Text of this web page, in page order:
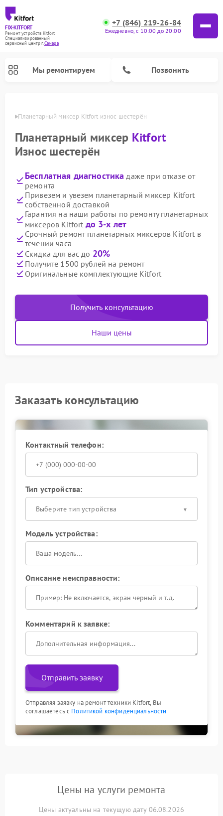
FIX-KITFORT
Ремонт устройств Kitfort
Специализированный
cервисный центр г.Самара
+7 (846) 219-26-84
Ежедневно, с 10:00 до 20:00
Мы ремонтируем Позвонить
Планетарный миксер Kitfort износ шестерён
Планетарный миксер Kitfort
Износ шестерён
Бесплатная диагностика даже при отказе от
ремонта
Привезем и увезем планетарный миксер Kitfort
собственной доставкой
Гарантия на наши работы по ремонту планетарных
миксеров Kitfort до 3-х лет
Срочный ремонт планетарных миксеров Kitfort в
течении часа
Скидка для вас до 20%
Получите 1500 рублей на ремонт
Оригинальные комплектующие Kitfort
Получить консультацию
Наши цены
Заказать консультацию
Контактный телефон:
Тип устройства:
Выберите тип устройства
Модель устройства:
Описание неисправности:
Комментарий к заявке:
Отправить заявку
Отправляя заявку на ремонт техники Kitfort, Вы
соглашаетесь с Политикой конфиденциальности
Цены на услуги ремонта
Цены актуальны на текущую дату 06.08.2026